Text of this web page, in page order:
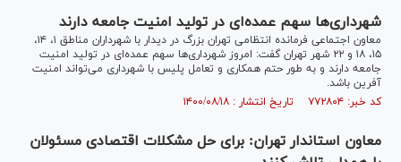
شهرداری‌ها سهم عمده‌ای در تولید امنیت جامعه دارند
معاون اجتماعی فرمانده انتظامی تهران بزرگ در دیدار با شهرداران مناطق ۱، ۱۴،
۱۵، ۱۸ و ۲۲ شهر تهران گفت: امروز شهرداری‌ها سهم عمده‌ای در تولید امنیت
جامعه دارند و به طور حتم همکاری و تعامل پلیس با شهرداری می‌تواند امنیت
آفرین باشد.
کد خبر: ۷۷۲۸۰۴ تاریخ انتشار : ۱۴۰۰/۰۸/۱۸
معاون استاندار تهران: برای حل مشکلات اقتصادی مسئولان